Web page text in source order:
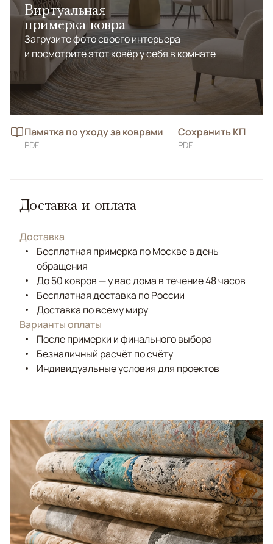
Виртуальная
примерка ковра
Загрузите фото своего интерьера
и посмотрите этот ковёр у себя в комнате
Памятка по уходу за коврами
PDF
Сохранить КП
PDF
Доставка и оплата
Доставка
Бесплатная примерка по Москве в день
обращения
До 50 ковров — у вас дома в течение 48 часов
Бесплатная доставка по России
Доставка по всему миру
Варианты оплаты
После примерки и финального выбора
Безналичный расчёт по счёту
Индивидуальные условия для проектов